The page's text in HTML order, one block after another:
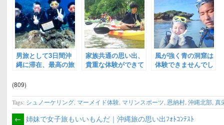
男旅として3日間沖
縄に滞在、最高の旅
思い出ﾌｫﾄｺﾝﾃｽﾄ
家族共通の思い出、
貴重な体験ができて
風が強く青の洞窟は
体験できませんでし
旅の思い出ﾌｫﾄｺﾝﾃｽ
ﾄ
(809)
Tags: シュノーケリング, マーメイド体験, マリンスポーツ,恩納村,沖縄北部,真
← 姉妹で女子旅もいいもんだ｜沖縄旅の思い出ﾌｫﾄｺﾝﾃｽﾄ